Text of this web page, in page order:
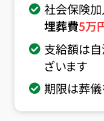
社会保険加
埋葬費5万
支給額は自
ざいます
期限は葬儀